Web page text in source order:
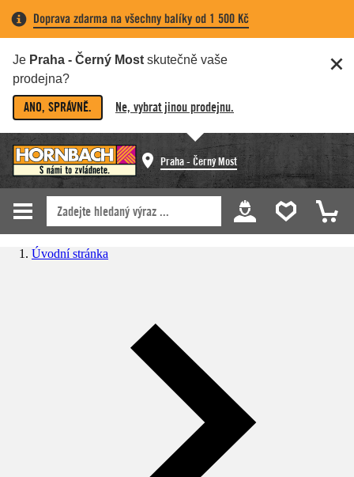
Doprava zdarma na všechny balíky od 1 500 Kč
Je Praha - Černý Most skutečně vaše
prodejna?
ANO, SPRÁVNĚ. Ne, vybrat jinou prodejnu.
Praha - Černý Most
Úvodní stránka